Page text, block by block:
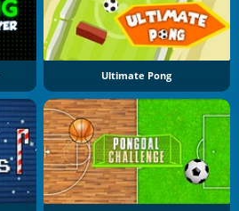
Ultimate Pong